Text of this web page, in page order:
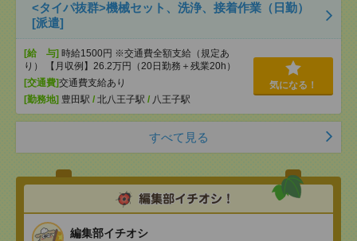
<タイパ抜群>機械セット、洗浄、接着作業（日勤）
[派遣]
[給 与] 時給1500円 ※交通費全額支給（規定あ
り） 【月収例】26.2万円（20日勤務＋残業20h）
[交通費]交通費支給あり
[勤務地] 豊田駅 / 北八王子駅 / 八王子駅
気になる！
すべて見る
編集部イチオシ